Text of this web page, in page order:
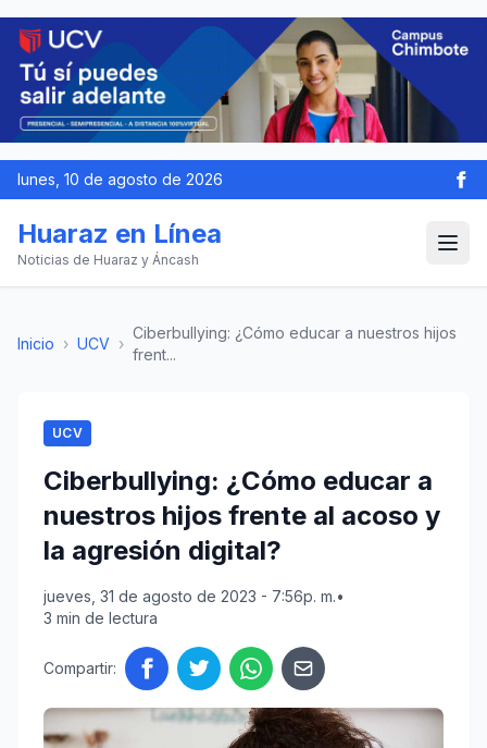
lunes, 10 de agosto de 2026
Huaraz en Línea
Noticias de Huaraz y Áncash
Inicio › UCV ›
Ciberbullying: ¿Cómo educar a nuestros hijos
frent...
UCV
Ciberbullying: ¿Cómo educar a
nuestros hijos frente al acoso y
la agresión digital?
jueves, 31 de agosto de 2023 - 7:56p. m.•
3 min de lectura
Compartir: